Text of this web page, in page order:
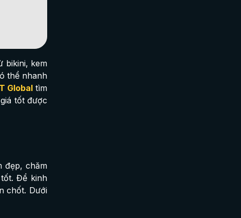
bikini, kem
thể nhanh
Globaltìm
giá tốt được
đẹp, chăm
Để kinh
chốt. Dưới